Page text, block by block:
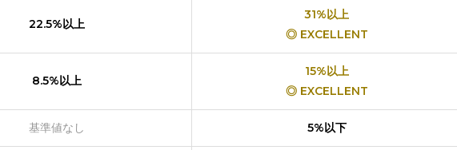
22.5%以上
31%以上
◎ EXCELLENT
8.5%以上
15%以上
◎ EXCELLENT
基準値なし 5%以下